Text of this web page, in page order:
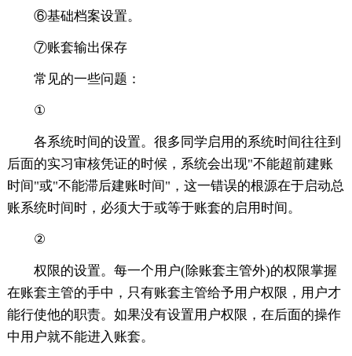
⑥基础档案设置。
⑦账套输出保存
常见的一些问题：
①
各系统时间的设置。很多同学启用的系统时间往往到
后面的实习审核凭证的时候，系统会出现"不能超前建账
时间"或"不能滞后建账时间"，这一错误的根源在于启动总
账系统时间时，必须大于或等于账套的启用时间。
②
权限的设置。每一个用户(除账套主管外)的权限掌握
在账套主管的手中，只有账套主管给予用户权限，用户才
能行使他的职责。如果没有设置用户权限，在后面的操作
中用户就不能进入账套。